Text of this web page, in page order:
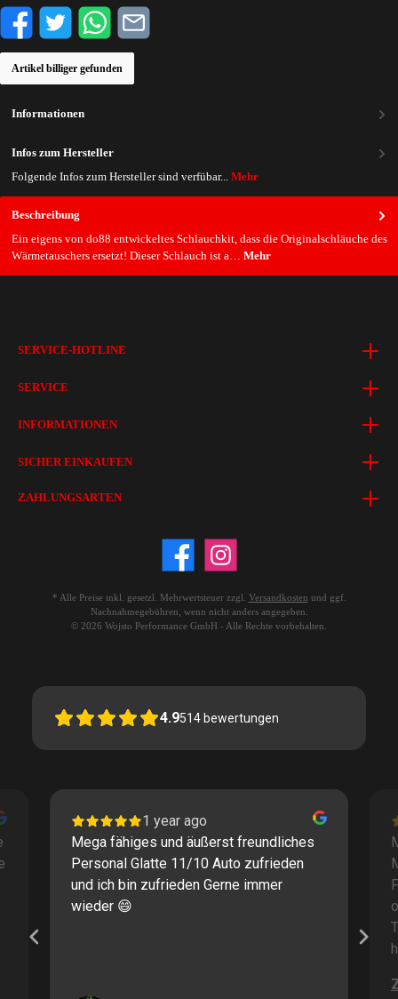
Artikel billiger gefunden
Beschreibung
Ein eigens von do88 entwickeltes Schlauchkit, dass die Originalschläuche des
Wärmetauschers ersetzt! Dieser Schlauch ist a… Mehr
Informationen
Infos zum Hersteller
Folgende Infos zum Hersteller sind verfübar... Mehr
SERVICE-HOTLINE
SERVICE
INFORMATIONEN
SICHER EINKAUFEN
ZAHLUNGSARTEN
* Alle Preise inkl. gesetzl. Mehrwertsteuer zzgl. Versandkosten und ggf.
Nachnahmegebühren, wenn nicht anders angegeben.
© 2026 Wojsto Performance GmbH - Alle Rechte vorbehalten.
4.9514 bewertungen
1 year ago
Mega fähiges und äußerst freundliches
Personal Glatte 11/10 Auto zufrieden
und ich bin zufrieden Gerne immer
wieder 😄